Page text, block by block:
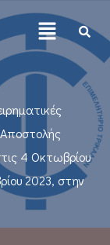
Αποστολής
4 Οκτωβρίου
2023, στην